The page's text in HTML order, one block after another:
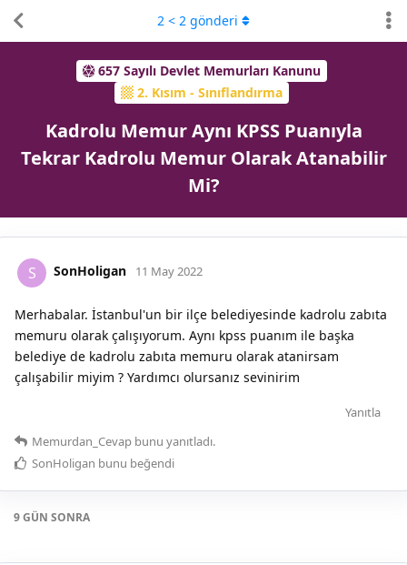
657 Sayılı Devlet Memurları Kanunu
2. Kısım - Sınıflandırma
Kadrolu Memur Aynı KPSS Puanıyla
Tekrar Kadrolu Memur Olarak Atanabilir
Mi?
2 < 2 gönderi
S SonHoligan 11 May 2022
Merhabalar. İstanbul'un bir ilçe belediyesinde kadrolu zabıta
memuru olarak çalışıyorum. Aynı kpss puanım ile başka
belediye de kadrolu zabıta memuru olarak atanirsam
çalışabilir miyim ? Yardımcı olursanız sevinirim
Yanıtla
Memurdan_Cevap bunu yanıtladı.
SonHoligan bunu beğendi
9 GÜN SONRA